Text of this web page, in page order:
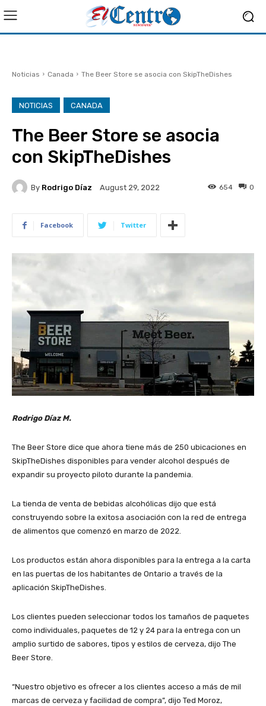
Noticias Canada The Beer Store se asocia con SkipTheDishes
NOTICIAS CANADA
The Beer Store se asocia
con SkipTheDishes
By Rodrigo Díaz August 29, 2022 0
654
Facebook Twitter
Rodrigo Díaz M.
The Beer Store dice que ahora tiene más de 250 ubicaciones en
SkipTheDishes disponibles para vender alcohol después de
expandir su proyecto piloto durante la pandemia.
La tienda de venta de bebidas alcohólicas dijo que está
construyendo sobre la exitosa asociación con la red de entrega
de alimentos que comenzó en marzo de 2022.
Los productos están ahora disponibles para la entrega a la carta
en las puertas de los habitantes de Ontario a través de la
aplicación SkipTheDishes.
Los clientes pueden seleccionar todos los tamaños de paquetes
como individuales, paquetes de 12 y 24 para la entrega con un
amplio surtido de sabores, tipos y estilos de cerveza, dijo The
Beer Store.
“Nuestro objetivo es ofrecer a los clientes acceso a más de mil
marcas de cerveza y facilidad de compra”, dijo Ted Moroz,